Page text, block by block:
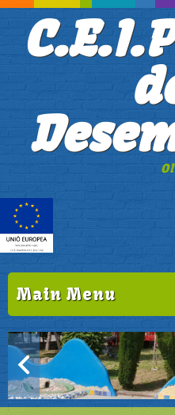
Main Menu